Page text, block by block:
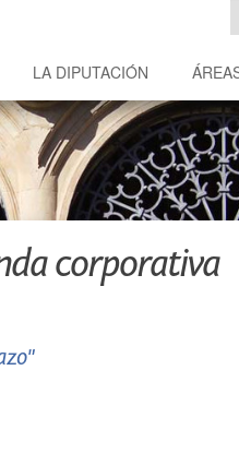
LA DIPUTACIÓN
corporativa